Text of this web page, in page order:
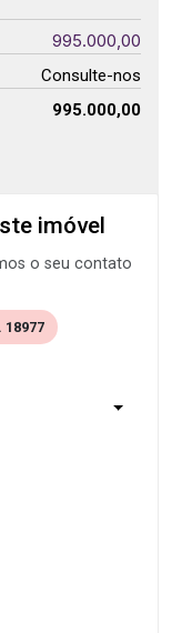
995.000,00
Consulte-nos
995.000,00
imóvel
o seu contato
18977